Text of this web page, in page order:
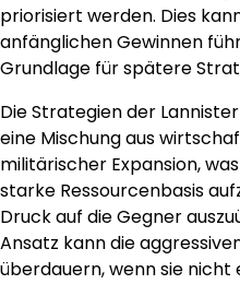
priorisiert werden. Dies
anfänglichen Gewinnen
Grundlage für spätere
Die Strategien der
eine Mischung aus
militärischer Expansion,
starke Ressourcenbasis
Druck auf die Gegner
Ansatz kann die
überdauern, wenn sie